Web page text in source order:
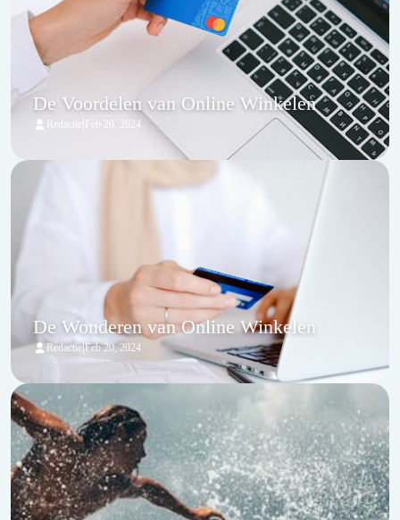
De Voordelen van Online Winkelen
Redactie | Feb 20, 2024
De Wonderen van Online Winkelen
Redactie|Feb 20, 2024